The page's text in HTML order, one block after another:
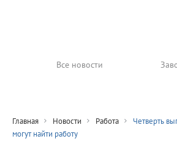
Все новости
Главная Новости Работа
Четверть
могут найти работу